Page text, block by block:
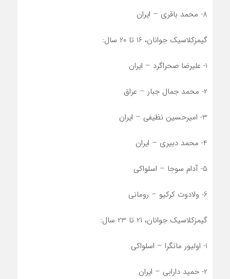
8- محمد باقری – ایران
گیمزکلاسیک جوانان، 16 تا 20 سال:
1- علیرضا صحراگرد – ایران
2- محمد جمال جبار – عراق
3- امیرحسین نظیفی – ایران
4- محمد دبیری – ایران
5- آدام سوجا – اسلواکی
6- ولادوت کرکیو – رومانی
گیمزکلاسیک جوانان، 21 تا 23 سال:
1- اولیور مانگرا – اسلواکی
2- حمید دارابی – ایران